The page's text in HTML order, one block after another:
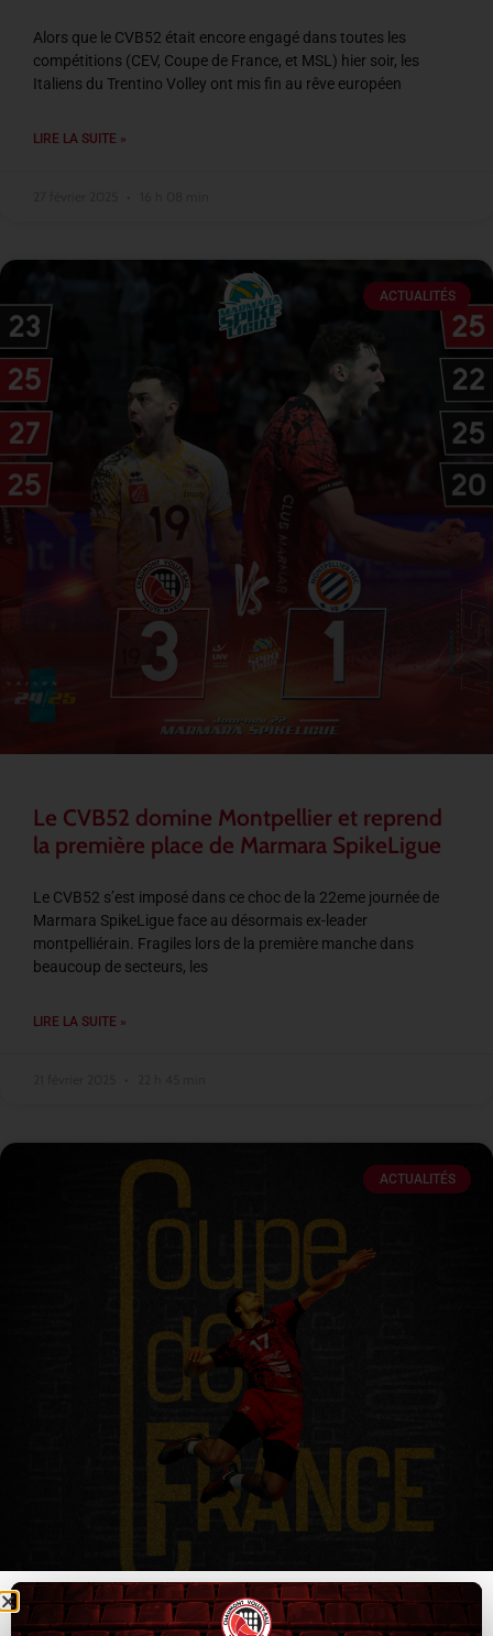
Alors que le CVB52 était encore engagé dans toutes les
compétitions (CEV, Coupe de France, et MSL) hier soir, les
Italiens du Trentino Volley ont mis fin au rêve européen
LIRE LA SUITE »
ACTUALITÉS
Le CVB52 domine Montpellier et reprend
la première place de Marmara SpikeLigue
Le CVB52 s’est imposé dans ce choc de la 22eme journée de
Marmara SpikeLigue face au désormais ex-leader
montpelliérain. Fragiles lors de la première manche dans
beaucoup de secteurs, les
LIRE LA SUITE »
ACTUALITÉS